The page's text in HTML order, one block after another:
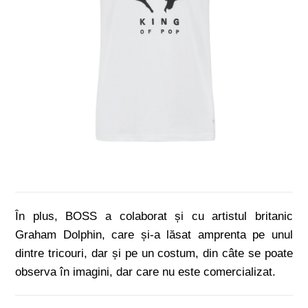
În plus, BOSS a colaborat și cu artistul britanic
Graham Dolphin, care și-a lăsat amprenta pe unul
dintre tricouri, dar și pe un costum, din câte se poate
observa în imagini, dar care nu este comercializat.